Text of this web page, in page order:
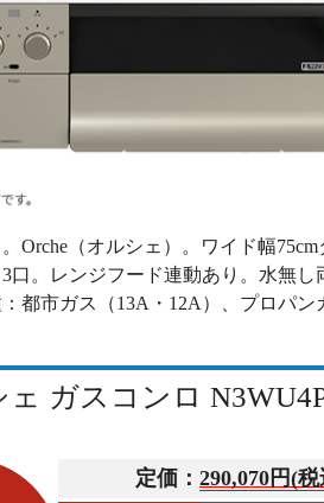
Orche（オルシェ）。ワイド幅
口。レンジフード連動あり。水無し
都市ガス（13A・12A）、プロパン
ガスコンロ
定価： 290,070円(